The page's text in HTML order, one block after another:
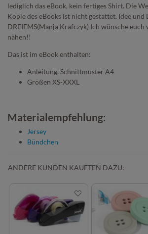
lediglich das eBook, kein fertiges Shirt. Die
Kopie des eBooks ist nicht gestattet. Idee und
DREIEMS(Manja Krafczyk) Ich wünsche euch
nähen!!
Das ist im eBook enthalten:
Anleitung, Schnittmuster A4
Größen XS-XXXL
Materialempfehlung:
Jersey
Bündchen
ANDERE KUNDEN KAUFTEN DAZU: